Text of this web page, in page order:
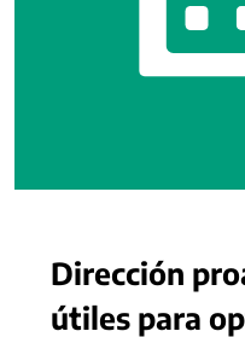
Dirección
útiles para